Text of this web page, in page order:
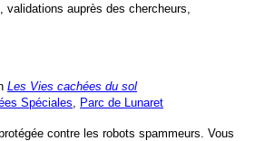
validations auprès des chercheurs,
Les Vies cachées du sol
Spéciales Parc de Lunaret
contre les robots spammeurs. Vous